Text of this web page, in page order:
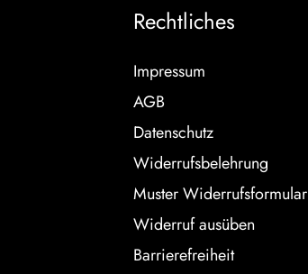
Rechtliches
Impressum
AGB
Datenschutz
Widerrufsbelehrung
Muster Widerrufsformular
Widerruf ausüben
Barrierefreiheit